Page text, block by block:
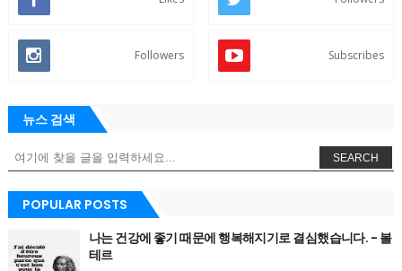
Followers Subscribes
뉴스 검색
SEARCH
POPULAR POSTS
나는 건강에 좋기 때문에 행복해지기로 결심했습니다. - 볼
테르